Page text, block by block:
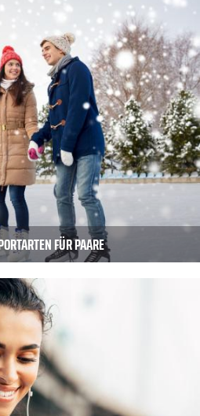
FÜR PAARE